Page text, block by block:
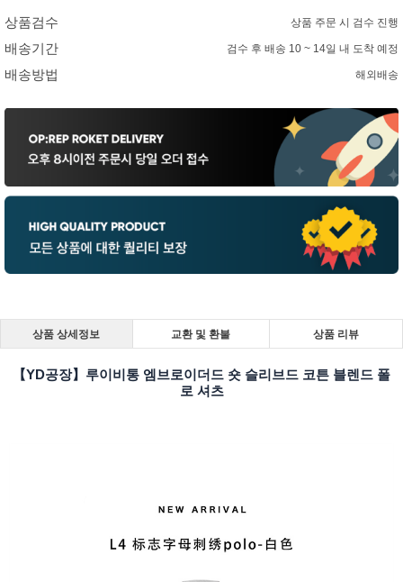
상품검수 상품 주문 시 검수 진행
배송기간 검수 후 배송 10 ~ 14일 내 도착 예정
배송방법 해외배송
상품 상세정보 교환 및 환불 상품 리뷰
【YD공장】루이비통 엠브로이더드 숏 슬리브드 코튼 블렌드 폴
로 셔츠